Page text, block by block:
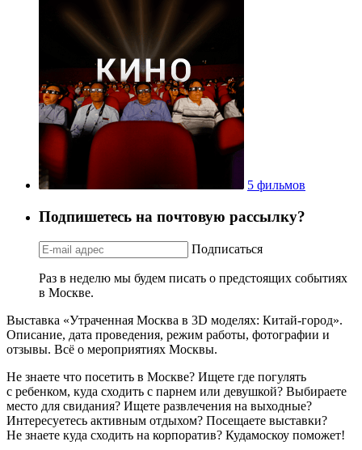
5 фильмов
Подпишетесь на почтовую рассылку?
Подписаться
Раз в неделю мы будем писать о предстоящих событиях
в Москве.
Выставка «Утраченная Москва в 3D моделях: Китай-город».
Описание, дата проведения, режим работы, фотографии и
отзывы. Всё о мероприятиях Москвы.
Не знаете что посетить в Москве? Ищете где погулять
с ребенком, куда сходить с парнем или девушкой? Выбираете
место для свидания? Ищете развлечения на выходные?
Интересуетесь активным отдыхом? Посещаете выставки?
Не знаете куда сходить на корпоратив? Кудамоскоу поможет!